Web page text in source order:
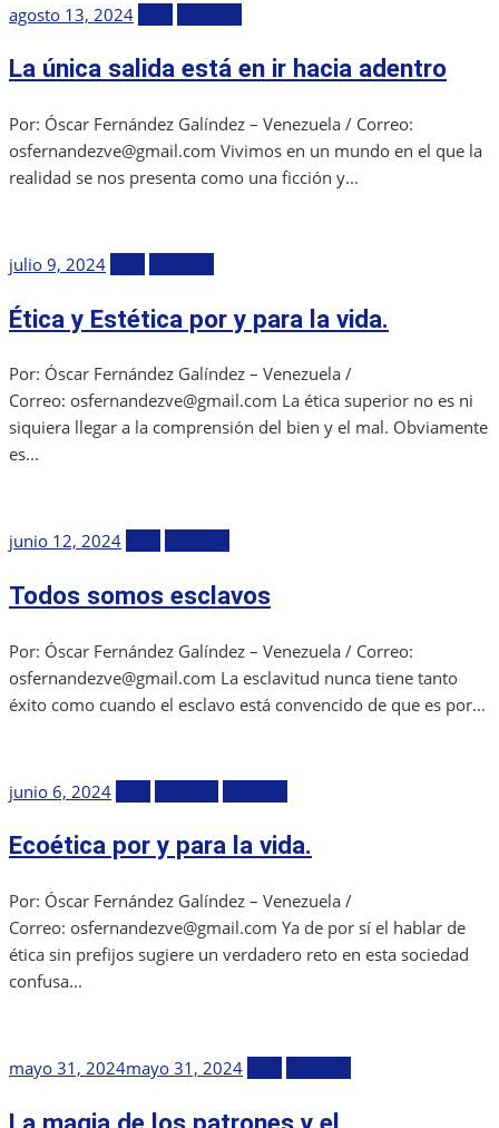
Publicada
agosto 13, 2024
La única salida está en ir hacia adentro
Por: Óscar Fernández Galíndez – Venezuela / Correo:
osfernandezve@gmail.com Vivimos en un mundo en el que la
realidad se nos presenta como una ficción y...
Publicada
julio 9, 2024
Ética y Estética por y para la vida.
Por: Óscar Fernández Galíndez – Venezuela /
Correo: osfernandezve@gmail.com La ética superior no es ni
siquiera llegar a la comprensión del bien y el mal. Obviamente
es...
Publicada
junio 12, 2024
Todos somos esclavos
Por: Óscar Fernández Galíndez – Venezuela / Correo:
osfernandezve@gmail.com La esclavitud nunca tiene tanto
éxito como cuando el esclavo está convencido de que es por...
Publicada
junio 6, 2024
Ecoética por y para la vida.
Por: Óscar Fernández Galíndez – Venezuela /
Correo: osfernandezve@gmail.com Ya de por sí el hablar de
ética sin prefijos sugiere un verdadero reto en esta sociedad
confusa...
Publicada
mayo 31, 2024mayo 31, 2024
La magia de los patrones y el